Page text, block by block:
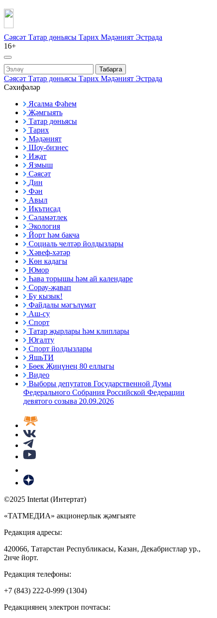
Сәясәт Татар дөньясы Тарих Мәдәният Эстрада
16+
Табарга
Сәясәт Татар дөньясы Тарих Мәдәният Эстрада
Сәхифәләр
Ясалма Фәһем
Җәмгыять
Татар дөньясы
Тарих
Мәдәният
Шоу-бизнес
Иҗат
Язмыш
Сәясәт
Дин
Фән
Авыл
Икътисад
Сәламәтлек
Экология
Йорт һәм бакча
Социаль челтәр йолдызлары
Хәвеф-хәтәр
Көн кадагы
Юмор
Һава торышы һәм ай календаре
Сорау-җавап
Бу кызык!
Файдалы мәгълүмат
Аш-су
Спорт
Татар җырлары һәм клиплары
Югалту
Спорт йолдызлары
ЯшьТИ
Бөек Җиңүнең 80 еллыгы
Видео
Выборы депутатов Государственной Думы
Федерального Собрания Российской Федерации
девятого созыва 20.09.2026
©2025 Intertat (Интертат)
«ТАТМЕДИА» акционерлык җәмгыяте
Редакция адресы:
420066, Татарстан Республикасы, Казан, Декабристлар ур.,
2нче йорт.
Редакция телефоны:
+7 (843) 222-0-999 (1304)
Редакциянең электрон почтасы: